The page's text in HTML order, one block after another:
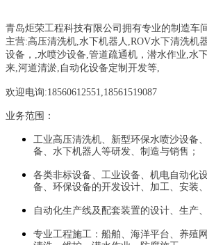
青岛炬荣工程科技有限公司拥有专业的制造车
主营:高压清洗机,水下机器人,ROV水下清洗机
设备， ,水喷沙设备,管道疏通机 ， 潜水作业,水
来,河道清淤,自动化设备定制开发等,
欢迎电询:18560612551,18561519087
业务范围：
工业高压清洗机、新型环保水喷沙设备
备、水下机器人等研发、制造与销售；
各类非标设备、工业设备、机电自动化
备、环保设备的开发设计、加工、安装、
自动化生产线及配套装置的设计、生产
专业工程施工：船舶、海洋平台、养殖